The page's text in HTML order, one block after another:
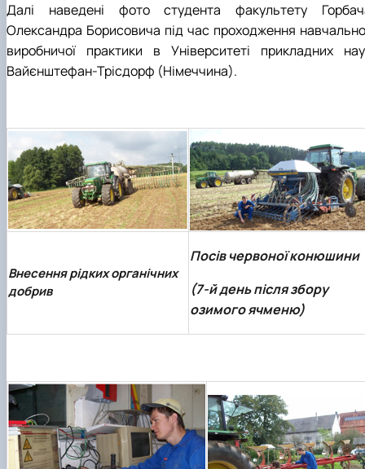
Далі наведені фото студента факультету
Олександра Борисовича під час проходження
виробничої практики в Університеті прикладних
Вайєнштефан-Трісдорф (Німеччина).
Внесення рідких органічних
добрив
Посів червоної конюшини
(7-й день після збору
озимого ячменю)